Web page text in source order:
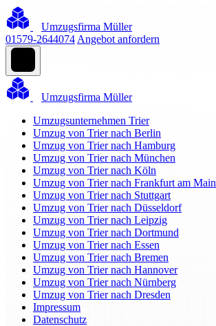
Umzugsfirma Müller
01579-2644074 Angebot anfordern
Umzugsfirma Müller
Umzugsunternehmen Trier
Umzug von Trier nach Berlin
Umzug von Trier nach Hamburg
Umzug von Trier nach München
Umzug von Trier nach Köln
Umzug von Trier nach Frankfurt am Main
Umzug von Trier nach Stuttgart
Umzug von Trier nach Düsseldorf
Umzug von Trier nach Leipzig
Umzug von Trier nach Dortmund
Umzug von Trier nach Essen
Umzug von Trier nach Bremen
Umzug von Trier nach Hannover
Umzug von Trier nach Nürnberg
Umzug von Trier nach Dresden
Impressum
Datenschutz